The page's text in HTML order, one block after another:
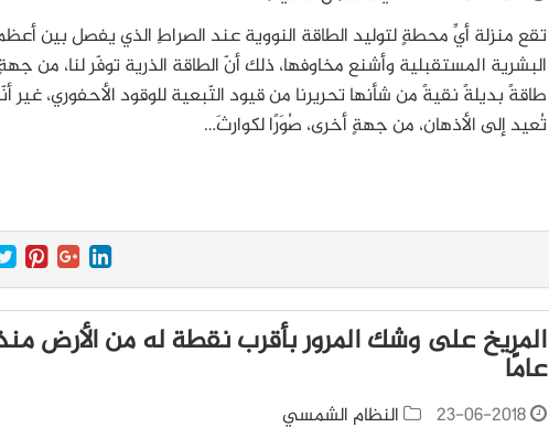
تقع منزلة أيِّ محطةٍ لتوليد الطاقة النووية عند الصراطِ الذي يفصل بين
البشرية المستقبلية وأشنع مخاوفها، ذلك أنّ الطاقة الذرية توفّر لنا، من
طاقةً بديلةً نقيةً من شأنها تحريرنا من قيود التّبعية للوقود الأحفوري، غير
تُعيد إلى الأذهان، من جهةٍ أخرى، صُوَرًا لكوارثَ…
عامًا
23-06-2018
النظام الشمسي